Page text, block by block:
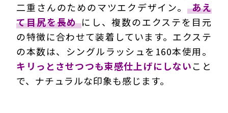
二重さんのためのマツエクデザイン。
あえ
て目尻を長め にし、複数のエクステを目元
の特徴に合わせて装着しています。エクステ
の本数は、シングルラッシュを160本使用。
キリっとさせつつも束感仕上げにしないこと
で、ナチュラルな印象も感じます。